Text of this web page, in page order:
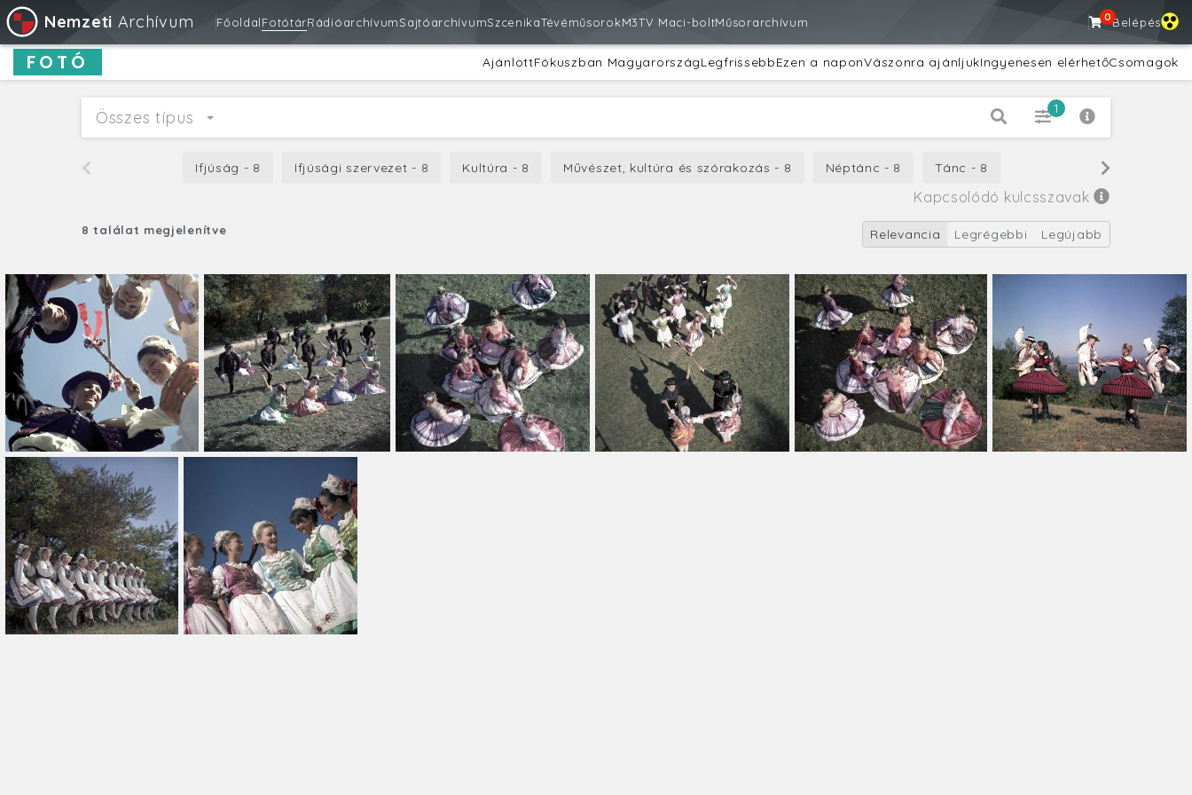
Nemzeti Archívum FőoldalFotótárRádióarchívumSajtóarchívumSzcenikaTévéműsorokM3TV Maci-boltMűsorarchívum 0Belépés
FOTÓ AjánlottFókuszban MagyarországLegfrissebbEzen a naponVászonra ajánljukIngyenesen elérhetőCsomagok
Összes típus 1
Dátum típus
Készítés
-tól -ig
Cím
Orientáció
Összes
Ajánlott Ingyenes Légifelvétel
Fotós(ok)
Ifjúság - 8 Ifjúsági szervezet - 8 Kultúra - 8 Művészet, kultúra és szórakozás - 8 Néptánc - 8 Tánc - 8
Kapcsolódó kulcsszavak
8 találat megjelenítve Relevancia Legrégebbi Legújabb